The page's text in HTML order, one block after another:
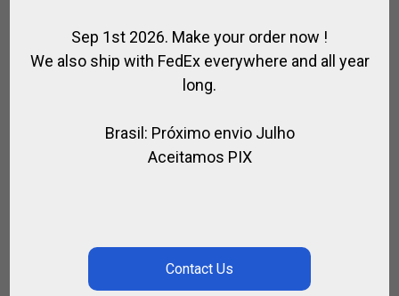
Sep 1st 2026. Make your order now !
We also ship with FedEx everywhere and all year
long.
Brasil: Próximo envio Julho
Aceitamos PIX